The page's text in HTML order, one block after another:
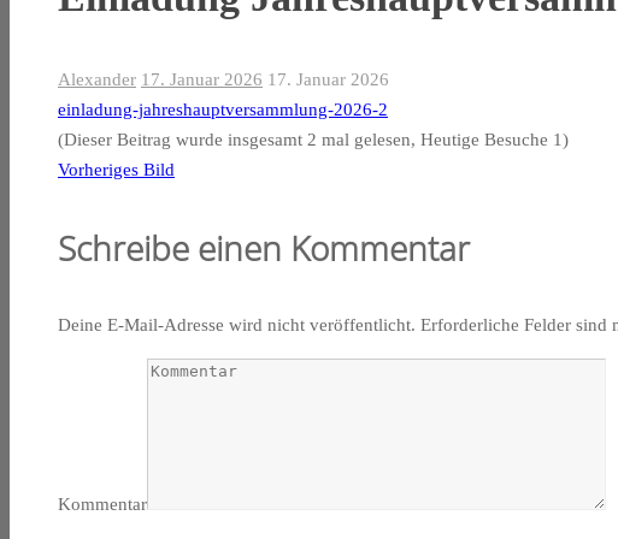
Alexander 17. Januar 2026 17. Januar 2026
einladung-jahreshauptversammlung-2026-2
(Dieser Beitrag wurde insgesamt 2 mal gelesen, Heutige Besuche 1)
Vorheriges Bild
Schreibe einen Kommentar
Deine E-Mail-Adresse wird nicht veröffentlicht. Erforderliche Felder sind
Kommentar